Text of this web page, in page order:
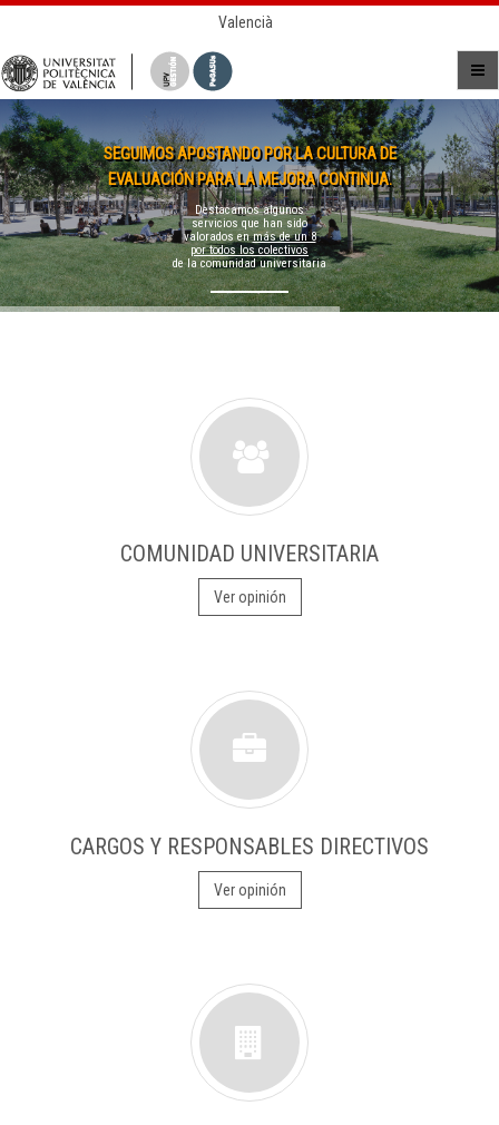
Valencià
SEGUIMOS APOSTANDO POR LA CULTURA DE
EVALUACIÓN PARA LA MEJORA CONTINUA.
Destacamos algunos
servicios que han sido
valorados enmás de un 8
por todos los colectivos
de la comunidad universitaria
COMUNIDAD UNIVERSITARIA
Ver opinión
CARGOS Y RESPONSABLES DIRECTIVOS
Ver opinión